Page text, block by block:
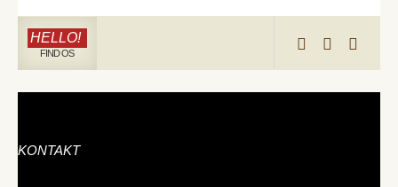
HELLO!
FIND OS
KONTAKT